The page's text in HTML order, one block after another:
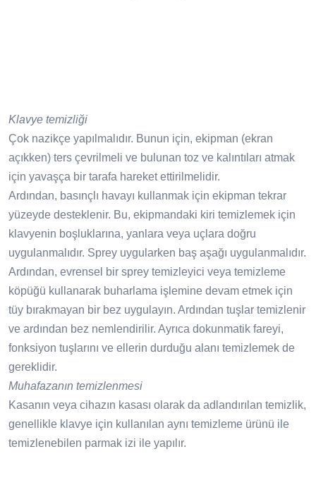
Klavye temizliği
Çok nazikçe yapılmalıdır. Bunun için, ekipman (ekran
açıkken) ters çevrilmeli ve bulunan toz ve kalıntıları atmak
için yavaşça bir tarafa hareket ettirilmelidir.
Ardından, basınçlı havayı kullanmak için ekipman tekrar
yüzeyde desteklenir. Bu, ekipmandaki kiri temizlemek için
klavyenin boşluklarına, yanlara veya uçlara doğru
uygulanmalıdır. Sprey uygularken baş aşağı uygulanmalıdır.
Ardından, evrensel bir sprey temizleyici veya temizleme
köpüğü kullanarak buharlama işlemine devam etmek için
tüy bırakmayan bir bez uygulayın. Ardından tuşlar temizlenir
ve ardından bez nemlendirilir. Ayrıca dokunmatik fareyi,
fonksiyon tuşlarını ve ellerin durduğu alanı temizlemek de
gereklidir.
Muhafazanın temizlenmesi
Kasanın veya cihazın kasası olarak da adlandırılan temizlik,
genellikle klavye için kullanılan aynı temizleme ürünü ile
temizlenebilen parmak izi ile yapılır.